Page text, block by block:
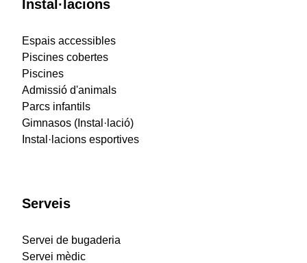
Instal·lacions
Espais accessibles
Piscines cobertes
Piscines
Admissió d'animals
Parcs infantils
Gimnasos (Instal·lació)
Instal·lacions esportives
Serveis
Servei de bugaderia
Servei mèdic